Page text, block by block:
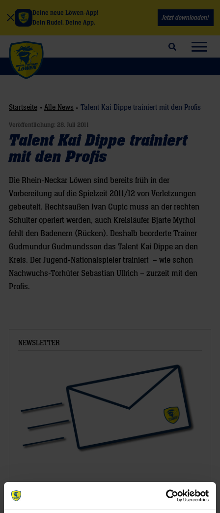
Deine neue Löwen-App!
Dein Rudel. Deine App.
Jetzt downloaden!
Suchfeld öffnen
Startseite » Alle News » Talent Kai Dippe trainiert mit den Profis
Veröffentlichung: 28. Juli 2011
Talent Kai Dippe trainiert
mit den Profis
Die Rhein-Neckar Löwen sind bereits früh in der
Vorbereitung auf die Spielzeit 2011/12 von Verletzungen
gebeutelt. Rechtsaußen Ivan Cupic muss an der rechten
Schulter operiert werden, auch Kreisläufer Bjarte Myrhol
fehlt den Badenern (Rücken). Deshalb beorderte Trainer
Gudmundur Gudmundsson das Talent Kai Dippe an den
Kreis. Der Jugend-Nationalspieler trainiert – wie schon
Nachwuchs-Torhüter Sebastian Ullrich – zurzeit mit den
Profis.
NEWSLETTER
Wenn du per E-Mail über Aktuelles aus der Löwenwelt
informiert werden willst, kannst du den Rhein-Neckar Löwen